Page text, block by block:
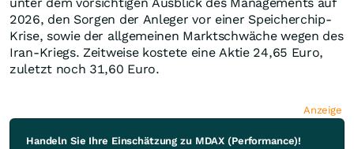
2026, den Sorgen der Anleger vor einer Speicherchip-
Krise, sowie der allgemeinen Marktschwäche wegen des
Iran-Kriegs. Zeitweise kostete eine Aktie 24,65 Euro,
zuletzt noch 31,60 Euro.
Anzeige
Handeln Sie Ihre Einschätzung zu MDAX (Performance)!